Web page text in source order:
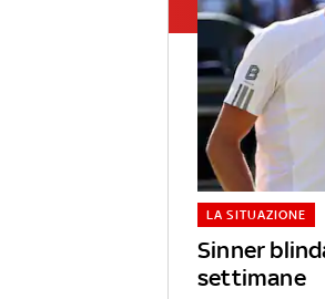
Sinner
settimane
LA SITUAZIONE